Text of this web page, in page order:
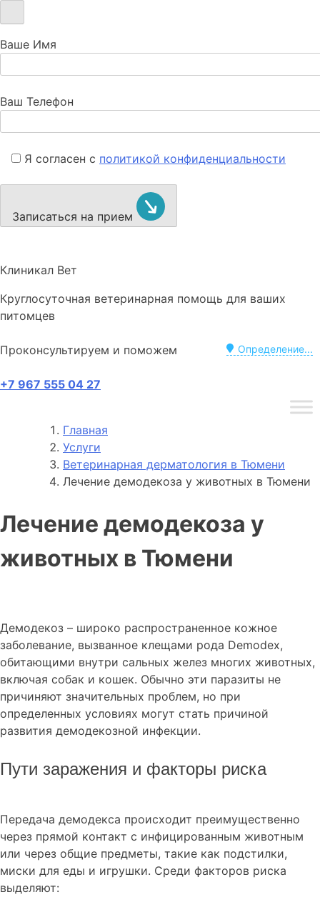
Ваше Имя
Ваш Телефон
Я согласен с политикой конфиденциальности
Записаться на прием
Клиникал Вет
Круглосуточная ветеринарная помощь для ваших
питомцев
Определение...
Проконсультируем и поможем
+7 967 555 04 27
Главная
Услуги
Ветеринарная дерматология в Тюмени
Лечение демодекоза у животных в Тюмени
Лечение демодекоза у
животных в Тюмени
Демодекоз – широко распространенное кожное
заболевание, вызванное клещами рода Demodex,
обитающими внутри сальных желез многих животных,
включая собак и кошек. Обычно эти паразиты не
причиняют значительных проблем, но при
определенных условиях могут стать причиной
развития демодекозной инфекции.
Пути заражения и факторы риска
Передача демодекса происходит преимущественно
через прямой контакт с инфицированным животным
или через общие предметы, такие как подстилки,
миски для еды и игрушки. Среди факторов риска
выделяют: